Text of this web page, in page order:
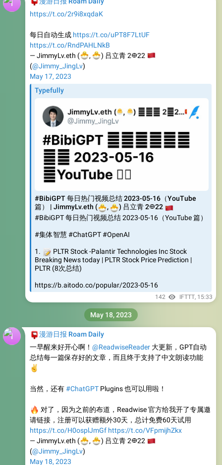
每日自动生成https://t.co/uPT8F7LtUF
— JimmyLv.eth (
🐣
,
🐣) 吕立青 2𐃏22
(@Jimmy_JingLv)
May 17, 2023
Typefully
#BibiGPT 每日热门视频总结 2023-05-16（YouTube
#BibiGPT 每日热门视频总结 2023-05-16（YouTube 篇）
#集体智慧 #ChatGPT #OpenAI
1.
PLTR Stock -Palantir Technologies Inc Stock
Breaking News today | PLTR Stock Price Prediction |
https://b.aitodo.co/popular/2023-05-16
漫游日报 Roam Daily
一早醒来好开心啊！@ReadwiseReader大更新，GPT自动
总结每一篇保存好的文章，而且终于支持了中文朗读功能
当然，还有
对了，因为之前的布道，Readwise 官方给我开了专属邀
https://t.co/H0osplJmGfhttps://t.co/VFpmijhZkx
— JimmyLv.eth (
🐣
,
🐣) 吕立青 2𐃏22
(@Jimmy_JingLv)
May 18, 2023
Readwise Reader
May 18, 2023